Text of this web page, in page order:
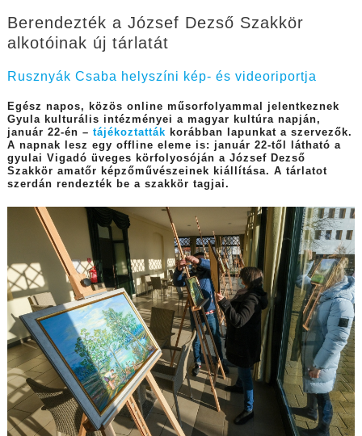
Berendezték a József Dezső Szakkör
alkotóinak új tárlatát
Rusznyák Csaba helyszíni kép- és videoriportja
Egész napos, közös online műsorfolyammal jelentkeznek
Gyula kulturális intézményei a magyar kultúra napján,
január 22-én – tájékoztatták korábban lapunkat a szervezők.
A napnak lesz egy offline eleme is: január 22-től látható a
gyulai Vigadó üveges körfolyosóján a József Dezső
Szakkör amatőr képzőművészeinek kiállítása. A tárlatot
szerdán rendezték be a szakkör tagjai.